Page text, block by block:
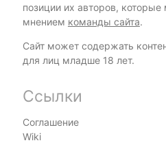
позиции их авторов, которые
мнением команды сайта.
Сайт может содержать
для лиц младше 18 лет.
Ссылки
Соглашение
Wiki